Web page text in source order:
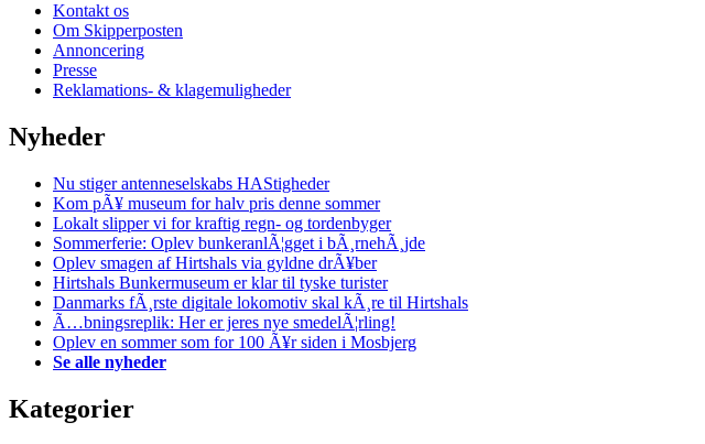
Kontakt os
Om Skipperposten
Annoncering
Presse
Reklamations- & klagemuligheder
Nyheder
Nu stiger antenneselskabs HAStigheder
Kom pÃ¥ museum for halv pris denne sommer
Lokalt slipper vi for kraftig regn- og tordenbyger
Sommerferie: Oplev bunkeranlÃ¦gget i bÃ¸rnehÃ¸jde
Oplev smagen af Hirtshals via gyldne drÃ¥ber
Hirtshals Bunkermuseum er klar til tyske turister
Danmarks fÃ¸rste digitale lokomotiv skal kÃ¸re til Hirtshals
Ã…bningsreplik: Her er jeres nye smedelÃ¦rling!
Oplev en sommer som for 100 Ã¥r siden i Mosbjerg
Se alle nyheder
Kategorier